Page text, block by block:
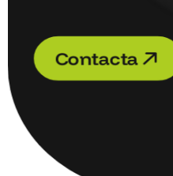
Contacta
Contacta